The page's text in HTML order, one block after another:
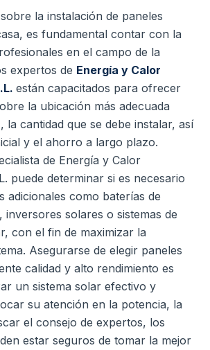
la instalación de paneles
es fundamental contar con la
en el campo de la
expertos de Energía y Calor
están capacitados para ofrecer
la ubicación más adecuada
la cantidad que se debe instalar, así
y el ahorro a largo plazo.
de Energía y Calor
puede determinar si es necesario
adicionales como baterías de
inversores solares o sistemas de
con el fin de maximizar la
Asegurarse de elegir paneles
calidad y alto rendimiento es
un sistema solar efectivo y
su atención en la potencia, la
el consejo de expertos, los
estar seguros de tomar la mejor